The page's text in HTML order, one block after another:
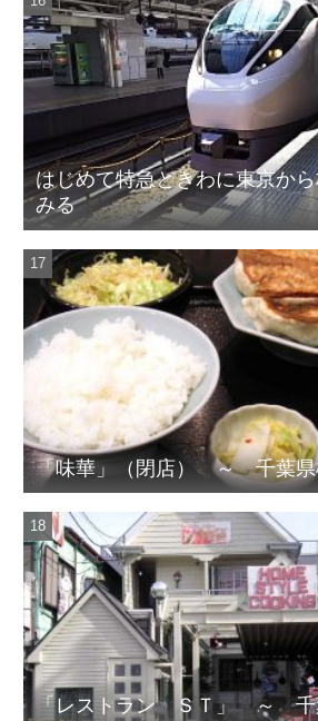
はじめて特急ときわに東京か
みる
「味華」（閉店） ～ 千葉県
「レストラン ＳＴ」 ～ 千